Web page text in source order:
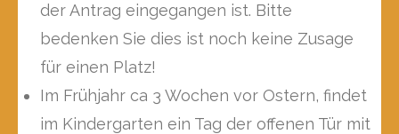
der Antrag eingegangen ist. Bitte
bedenken Sie dies ist noch keine Zusage
für einen Platz!
Im Frühjahr ca 3 Wochen vor Ostern, findet
im Kindergarten ein Tag der offenen Tür mit